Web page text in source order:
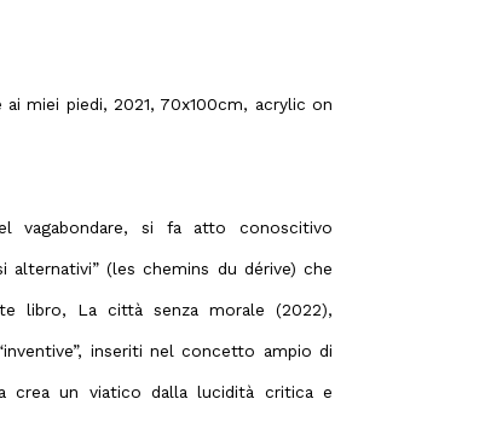
miei piedi, 2021, 70x100cm, acrylic on
vagabondare, si fa atto conoscitivo
alternativi” (les chemins du dérive) che
libro, La città senza morale (2022),
inseriti nel concetto ampio di
crea un viatico dalla lucidità critica e